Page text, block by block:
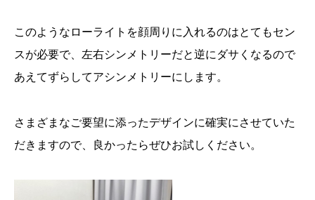
このようなローライトを顔周りに入れるのはとてもセン
スが必要で、左右シンメトリーだと逆にダサくなるので
あえてずらしてアシンメトリーにします。
さまざまなご要望に添ったデザインに確実にさせていた
だきますので、良かったらぜひお試しください。